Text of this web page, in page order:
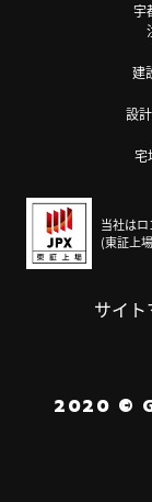
宇
建
設
宅
当社は
(東証上
サイ
2020 ©